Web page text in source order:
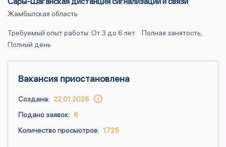
Жамбылская область
Требуемый опыт работы: От 3 до 6 лет
Полная занятость,
Полный день
Вакансия приостановлена
Создана: 22.01.2026
Подано заявок: 6
Количество просмотров: 1725